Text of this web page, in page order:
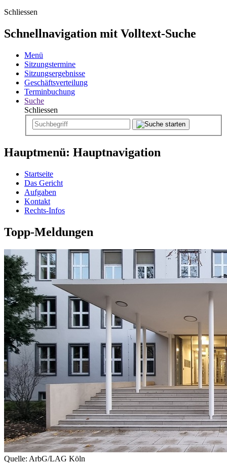
Schliessen
Schnellnavigation mit Volltext-Suche
Menü
Sitzungstermine
Sitzungsergebnisse
Geschäftsverteilung
Terminbuchung
Suche
Schliessen
Hauptmenü: Hauptnavigation
Startseite
Das Gericht
Aufgaben
Kontakt
Rechts-Infos
Topp-Meldungen
Quelle: ArbG/LAG Köln